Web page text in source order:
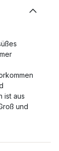
ist aus
und